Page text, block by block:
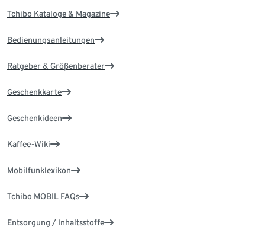
Tchibo Kataloge & Magazine
Bedienungsanleitungen
Ratgeber & Größenberater
Geschenkkarte
Geschenkideen
Kaffee-Wiki
Mobilfunklexikon
Tchibo MOBIL FAQs
Entsorgung / Inhaltsstoffe